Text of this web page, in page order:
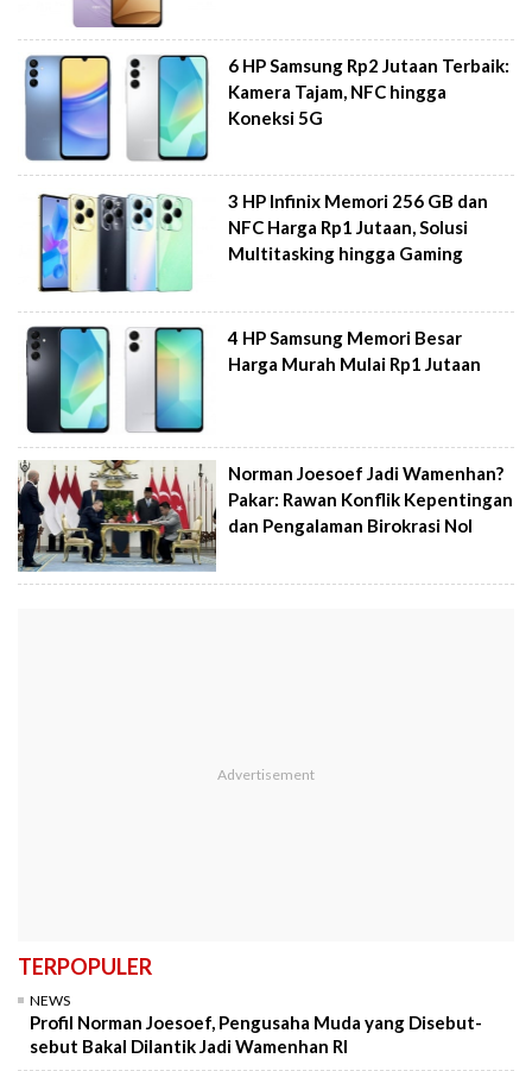
6 HP Samsung Rp2 Jutaan Terbaik:
Kamera Tajam, NFC hingga
Koneksi 5G
3 HP Infinix Memori 256 GB dan
NFC Harga Rp1 Jutaan, Solusi
Multitasking hingga Gaming
4 HP Samsung Memori Besar
Harga Murah Mulai Rp1 Jutaan
Norman Joesoef Jadi Wamenhan?
Pakar: Rawan Konflik Kepentingan
dan Pengalaman Birokrasi Nol
TERPOPULER
NEWS
Profil Norman Joesoef, Pengusaha Muda yang Disebut-
sebut Bakal Dilantik Jadi Wamenhan RI